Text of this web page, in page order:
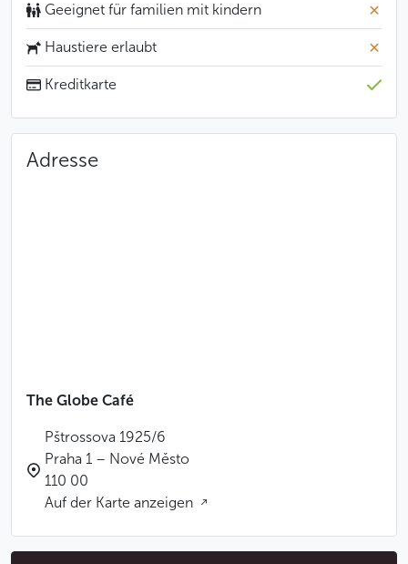
Geeignet für familien mit kindern
Haustiere erlaubt
Kreditkarte
Adresse
The Globe Café
Pštrossova 1925/6
Praha 1 – Nové Město
110 00
Auf der Karte anzeigen